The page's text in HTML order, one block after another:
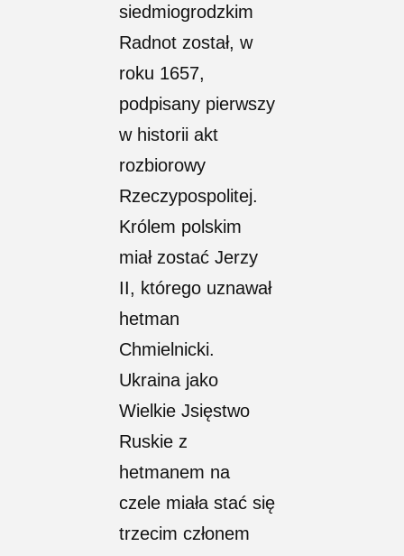
siedmiogrodzkim
Radnot został, w
roku 1657,
podpisany pierwszy
w historii akt
rozbiorowy
Rzeczypospolitej.
Królem polskim
miał zostać Jerzy
II, którego uznawał
hetman
Chmielnicki.
Ukraina jako
Wielkie Jsięstwo
Ruskie z
hetmanem na
czele miała stać się
trzecim członem